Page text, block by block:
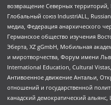
возвращение Северных
Глобальный союз IndustriALL,
медиа, Федерация анархического
Германское общество изучения
Эберта, XZ gGmbH, Мобильная
и миротворчества, Форум имени
International Education, Cultural
Антивоенное движение Антальи,
отношений и государственной
канадский демократический